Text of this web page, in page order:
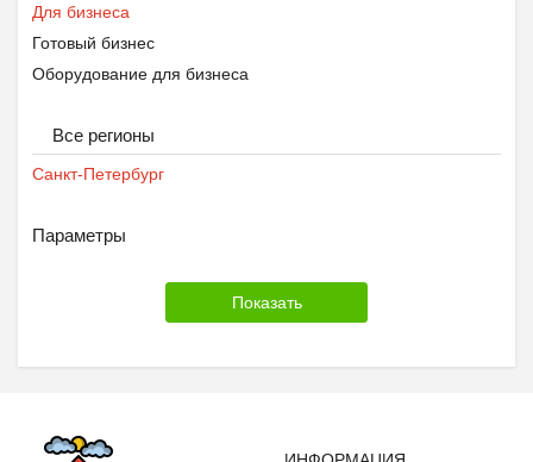
Для бизнеса
Готовый бизнес
Оборудование для бизнеса
Все регионы
Санкт-Петербург
Параметры